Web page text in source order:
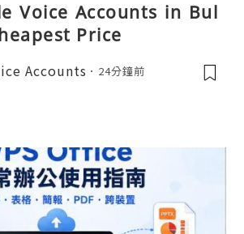
Voice Accounts in Bul
Price
Accounts 24分鐘前